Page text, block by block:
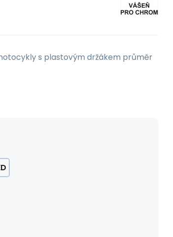
s plastovým držákem průměr